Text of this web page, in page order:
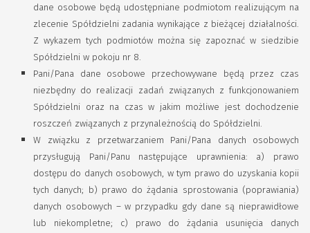
dane osobowe będą udostępniane podmiotom realizującym na
zlecenie Spółdzielni zadania wynikające z bieżącej działalności.
Z wykazem tych podmiotów można się zapoznać w siedzibie
Spółdzielni w pokoju nr 8.
Pani/Pana dane osobowe przechowywane będą przez czas
niezbędny do realizacji zadań związanych z funkcjonowaniem
Spółdzielni oraz na czas w jakim możliwe jest dochodzenie
roszczeń związanych z przynależnością do Spółdzielni.
W związku z przetwarzaniem Pani/Pana danych osobowych
przysługują Pani/Panu następujące uprawnienia: a) prawo
dostępu do danych osobowych, w tym prawo do uzyskania kopii
tych danych; b) prawo do żądania sprostowania (poprawiania)
danych osobowych – w przypadku gdy dane są nieprawidłowe
lub niekompletne; c) prawo do żądania usunięcia danych